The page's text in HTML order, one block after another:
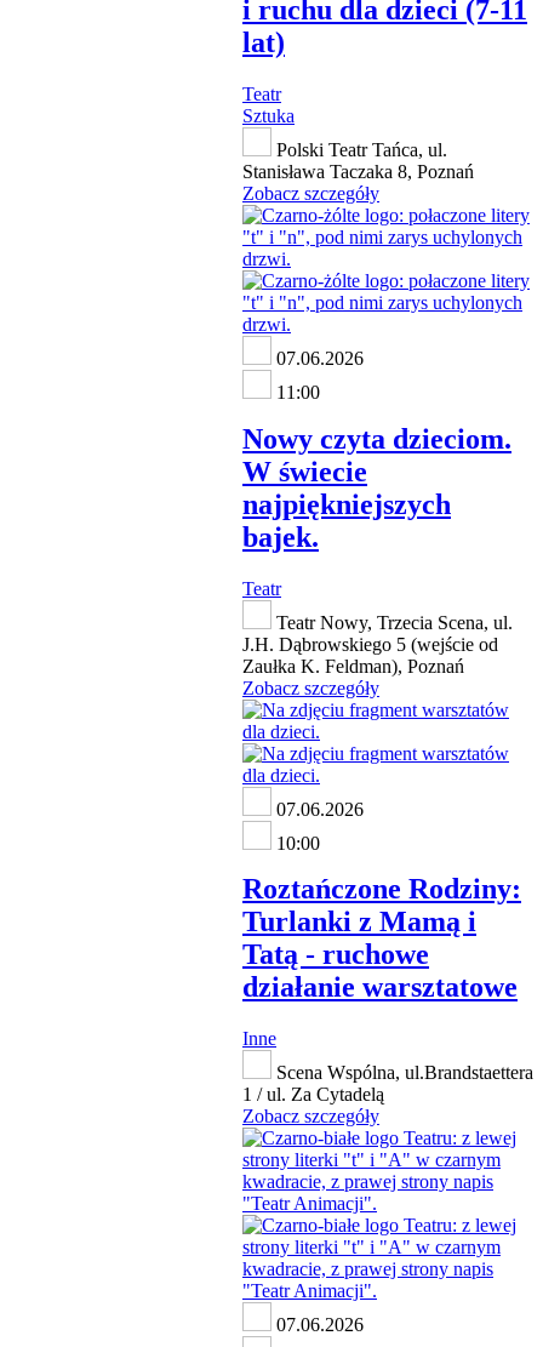
i ruchu dla dzieci (7-11
lat)
Teatr
Sztuka
Polski Teatr Tańca, ul.
Stanisława Taczaka 8, Poznań
Zobacz szczegóły
07.06.2026
11:00
Nowy czyta dzieciom.
W świecie
najpiękniejszych
bajek.
Teatr
Teatr Nowy, Trzecia Scena, ul.
J.H. Dąbrowskiego 5 (wejście od
Zaułka K. Feldman), Poznań
Zobacz szczegóły
07.06.2026
10:00
Roztańczone Rodziny:
Turlanki z Mamą i
Tatą - ruchowe
działanie warsztatowe
Inne
Scena Wspólna, ul.Brandstaettera
1 / ul. Za Cytadelą
Zobacz szczegóły
07.06.2026